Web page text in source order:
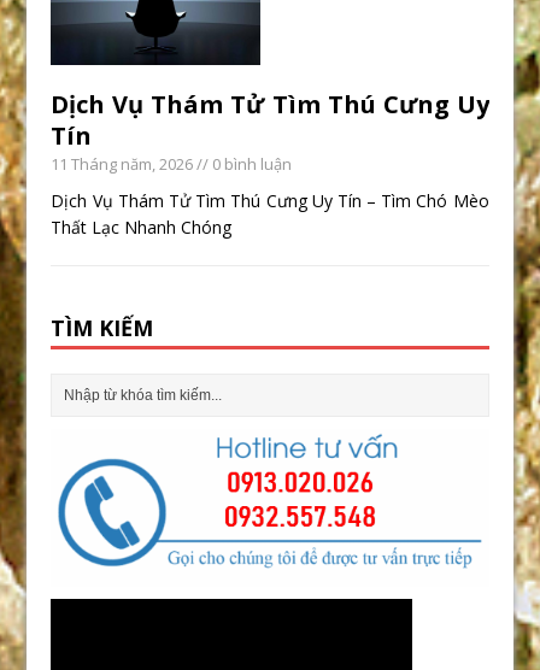
Dịch Vụ Thám Tử Tìm Thú Cưng Uy
Tín
11 Tháng năm, 2026// 0 bình luận
Dịch Vụ Thám Tử Tìm Thú Cưng Uy Tín – Tìm Chó Mèo
Thất Lạc Nhanh Chóng
TÌM KIẾM